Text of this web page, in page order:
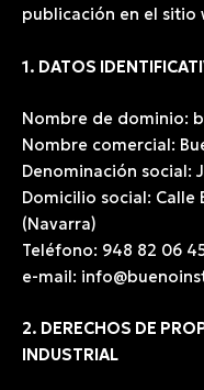
publicación en el sitio
1. DATOS
Nombre de dominio:
Nombre comercial:
Denominación social:
Domicilio social: Calle
(Navarra)
Teléfono: 948 82 06
e-mail:
2. DERECHOS DE
INDUSTRIAL